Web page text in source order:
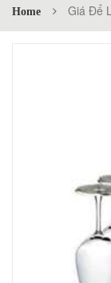
PHẨM
Home Giá Để